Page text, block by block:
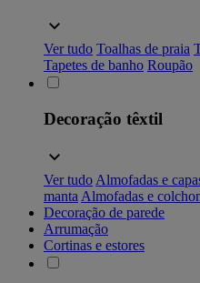
Ver tudo Toalhas de praia
Tapetes de banho Roupão
Decoração têxtil
Ver tudo Almofadas e
manta Almofadas e
Decoração de parede
Arrumação
Cortinas e estores